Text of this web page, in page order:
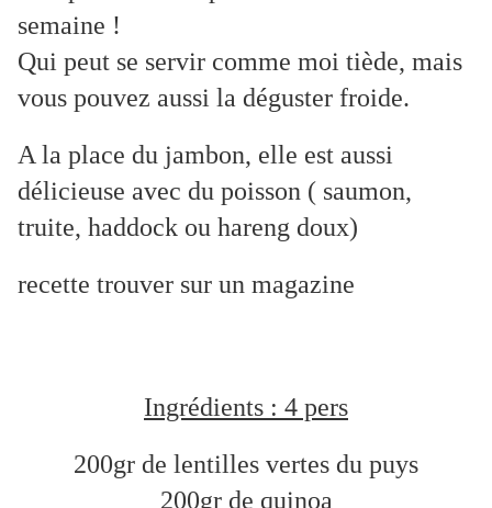
semaine !
Qui peut se servir comme moi tiède, mais
vous pouvez aussi la déguster froide.
A la place du jambon, elle est aussi
délicieuse avec du poisson ( saumon,
truite, haddock ou hareng doux)
recette trouver sur un magazine
Ingrédients : 4 pers
200gr de lentilles vertes du puys
200gr de quinoa